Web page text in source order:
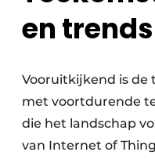
en trends
Vooruitkijkend is de
met voortdurende
die het landschap
van Internet of